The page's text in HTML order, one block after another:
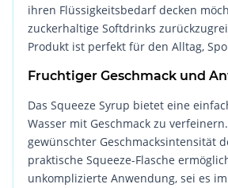
ihren Flüssigkeitsbedarf decken
zuckerhaltige Softdrinks
Produkt ist perfekt für den Alltag,
Fruchtiger Geschmack und
Das Squeeze Syrup bietet eine
Wasser mit Geschmack zu
gewünschter Geschmacksintensität
praktische Squeeze-Flasche
unkomplizierte Anwendung, sei es